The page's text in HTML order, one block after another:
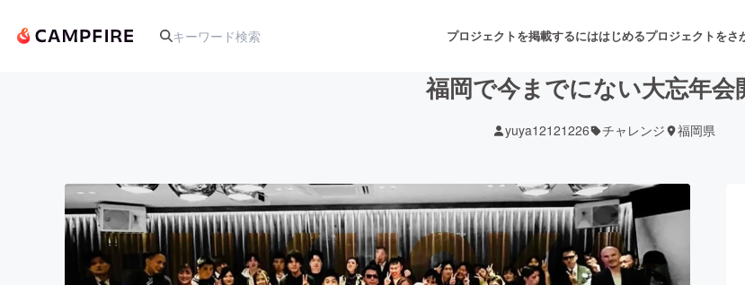
プロジェクトを掲載するにははじめるプロジェクトをさ
アート・写真 音楽 舞台・パフォ
テクノロジー・ガジェット ゲーム・サービス開発 フード・飲食店
福岡で今までにない大忘年会
yuya12121226 チャレンジ 福岡県